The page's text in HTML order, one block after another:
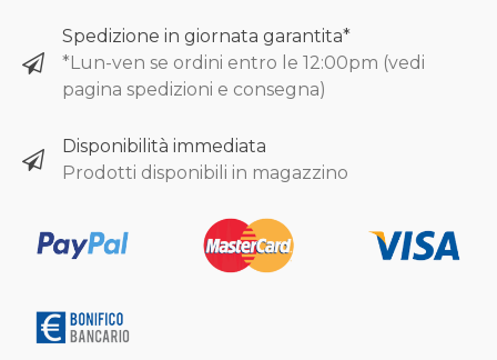
Spedizione in giornata garantita*
*Lun-ven se ordini entro le 12:00pm (vedi
pagina spedizioni e consegna)
Disponibilità immediata
Prodotti disponibili in magazzino